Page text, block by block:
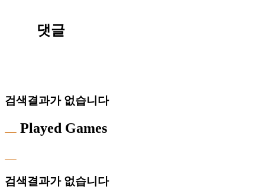
댓글
검색결과가 없습니다
Played Games
검색결과가 없습니다